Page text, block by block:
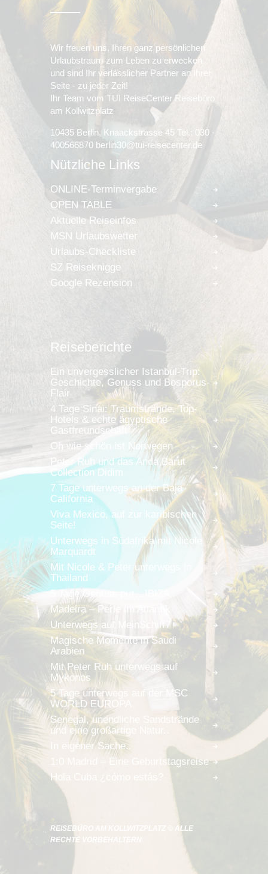
Wir freuen uns, Ihren ganz persönlichen
Urlaubstraum zum Leben zu erwecken
und sind Ihr verlässlicher Partner an Ihrer
Seite - zu jeder Zeit!
Ihr Team vom TUI ReiseCenter Reisebüro
am Kollwitzplatz
10435 Berlin, Knaackstrasse 45 Tel.: 030 -
400566870 berlin30@tui-reisecenter.de
Nützliche Links
ONLINE-Terminvergabe
OPEN TABLE
Aktuelle Reiseinfos
MSN Urlaubswetter
Urlaubs-Checkliste
SZ Reiseknigge
Google Rezension
Reiseberichte
Ein unvergesslicher Istanbul-Trip:
Geschichte, Genuss und Bosporus-
Flair
4 Tage Sinai: Traumstrände, Top-
Hotels & echte ägyptische
Gastfreundschaft
Oh wie schön ist Norwegen
Peter Ruh und das Anda Barut
Collection Didim
7 Tage unterwegs an der Baja
California
Viva Mexico, auf zur karibischen
Seite!
Unterwegs in Südafrika mit Nicole
Marquardt
Mit Nicole & Peter unterwegs in
Thailand
5 Tage Genuss pur…IBIZA
Madeira – Perle im Atlantik
Unterwegs auf MeinSchiff7
Magische Momente in Saudi
Arabien
Mit Peter Ruh unterwegs auf
Mykonos
5 Tage unterwegs auf der MSC
WORLD EUROPA
Senegal, unendliche Sandstrände
und eine großartige Natur..
In eigener Sache..
1:0 Madrid – Eine Geburtstagsreise
Hola Cuba ¿cómo estás?
REISEBÜRO AM KOLLWITZPLATZ © ALLE
RECHTE VORBEHALTERN